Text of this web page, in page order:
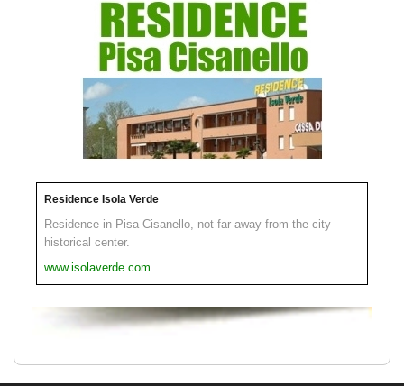
Residence Isola Verde
Residence in Pisa Cisanello, not far away from the city
historical center.
www.isolaverde.com